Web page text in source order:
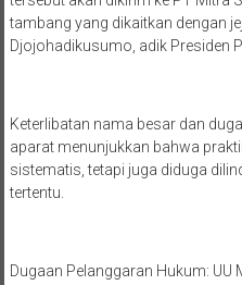
tambang yang dikaitkan dengan
Djojohadikusumo, adik Presiden
Keterlibatan nama besar dan
aparat menunjukkan bahwa
sistematis, tetapi juga diduga
tertentu.
Dugaan Pelanggaran Hukum: UU